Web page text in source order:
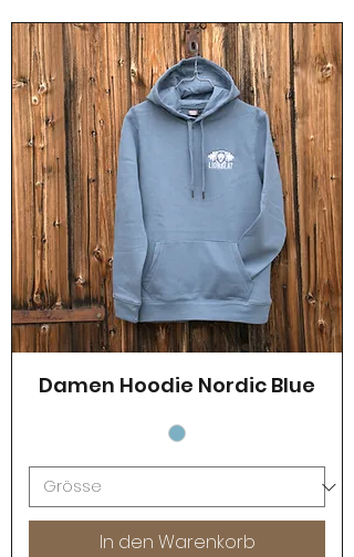
Damen Hoodie Nordic Blue
In den Warenkorb